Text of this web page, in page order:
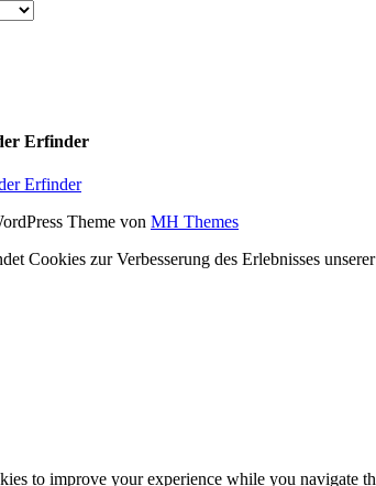
Erfinder
Theme von MH Themes
Cookies zur Verbesserung des Erlebnisses
to improve your experience while you navigate